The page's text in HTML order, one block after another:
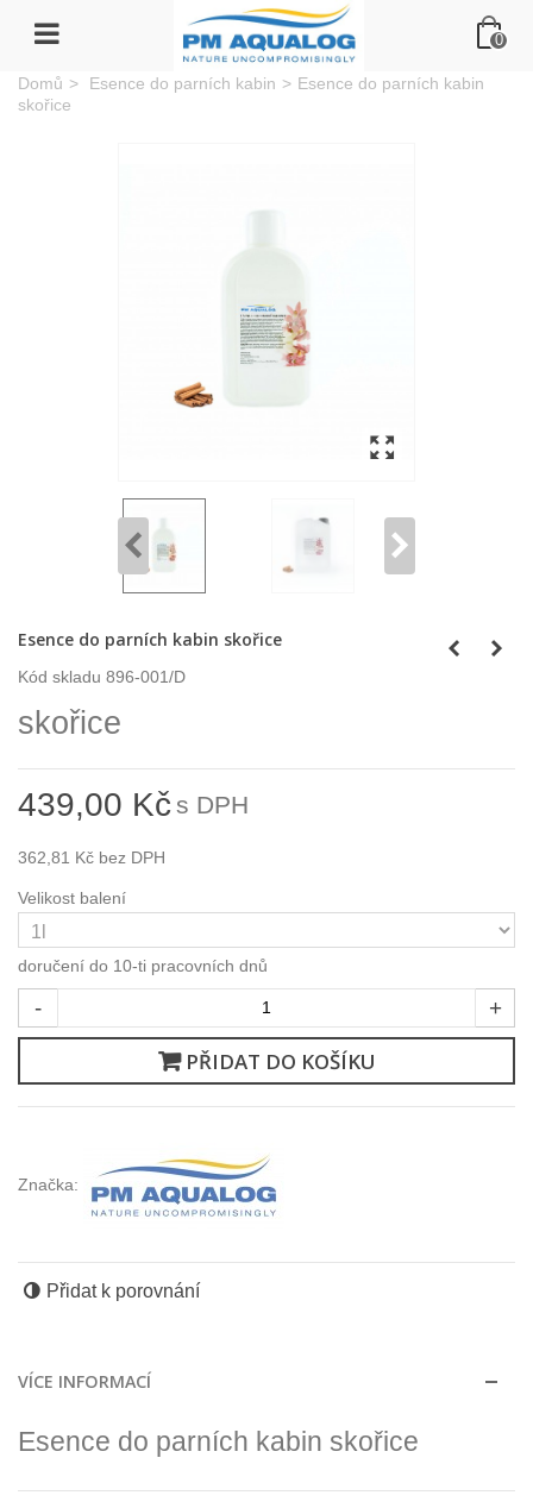
0
Domů > Esence do parních kabin > Esence do parních kabin
skořice
Esence do parních kabin skořice
Kód skladu 896-001/D
skořice
439,00 Kčs DPH
362,81 Kč bez DPH
Velikost balení
doručení do 10-ti pracovních dnů
- +
PŘIDAT DO KOŠÍKU
Značka:
Přidat k porovnání
VÍCE INFORMACÍ
Esence do parních kabin skořice